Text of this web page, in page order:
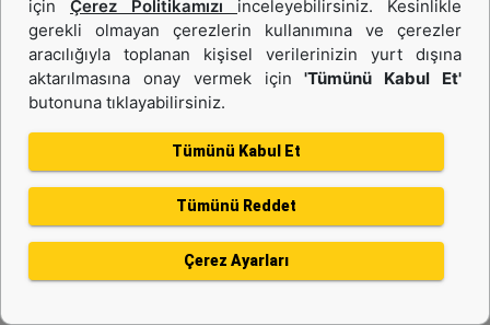
Maksimum Güç :
577 hp - 430 kW
Maksimum Tork :
Emisyonlar :
için Çerez Politikamızı inceleyebilirsiniz. Kesinlikle
gerekli olmayan çerezlerin kullanımına ve çerezler
aracılığıyla toplanan kişisel verilerinizin yurt dışına
aktarılmasına onay vermek için'Tümünü Kabul Et'
butonuna tıklayabilirsiniz.
Tümünü Kabul Et
Tümünü Reddet
Çerez Ayarları